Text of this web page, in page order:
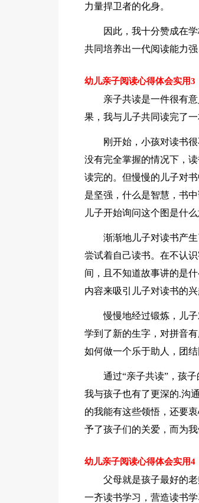
力量捍卫者的化身。
因此，我十分赞成在
共同培养出一代阅读能力
幼儿亲子阅读心得体会实用3
亲子共读是一件很有
果，我与儿子共同读完了
刚开始，小孩对读书
没有完全掌握的情况下，
读完的。但慢慢的儿子对
是坚强，什么是智慧，书
儿子开始询问这个图是什
渐渐地儿子对读书产
尝试着自己读书。在不认
间，且不知道故事讲的是
内容来吸引儿子对读书的兴
慢慢地经过锻炼，儿
学到了新的生字，对拼音
如何做一个乐于助人，团
通过“亲子共读”，孩
我与孩子也有了更深的.沟
的我能有这些领悟，还要
予了孩子们的关爱，而为
幼儿亲子阅读心得体会实用4
父母就是孩子最好的
一齐读书学习，营造读书